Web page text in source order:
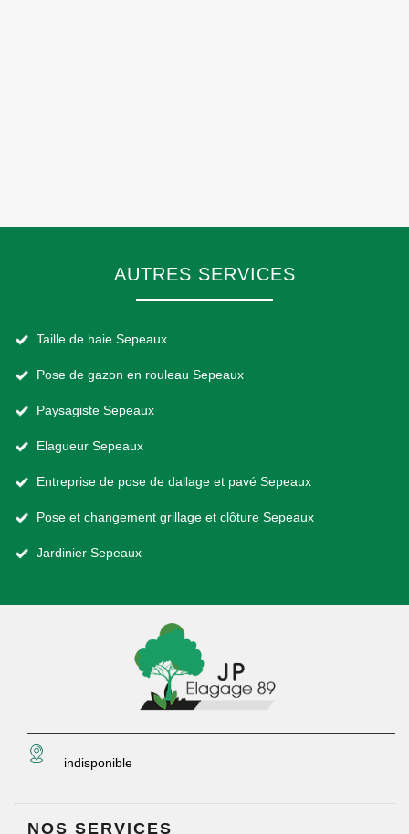
AUTRES SERVICES
Taille de haie Sepeaux
Pose de gazon en rouleau Sepeaux
Paysagiste Sepeaux
Elagueur Sepeaux
Entreprise de pose de dallage et pavé Sepeaux
Pose et changement grillage et clôture Sepeaux
Jardinier Sepeaux
indisponible
NOS SERVICES